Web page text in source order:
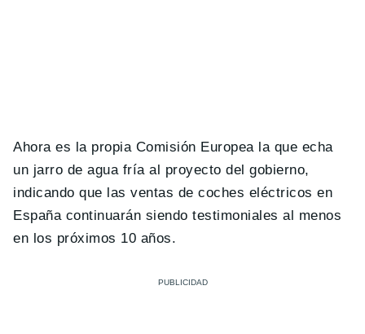
Ahora es la propia Comisión Europea la que echa
un jarro de agua fría al proyecto del gobierno,
indicando que las ventas de coches eléctricos en
España continuarán siendo testimoniales al menos
en los próximos 10 años.